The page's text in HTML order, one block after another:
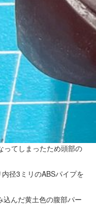
ってしまったため頭部の
径3ミリのABSパイプを
んだ黄土色の腹部パー